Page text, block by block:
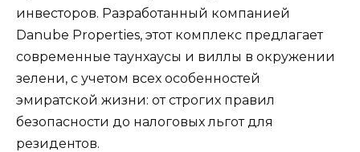
инвесторов. Разработанный компанией
Danube Properties, этот комплекс предлагает
современные таунхаусы и виллы в окружении
зелени, с учетом всех особенностей
эмиратской жизни: от строгих правил
безопасности до налоговых льгот для
резидентов.